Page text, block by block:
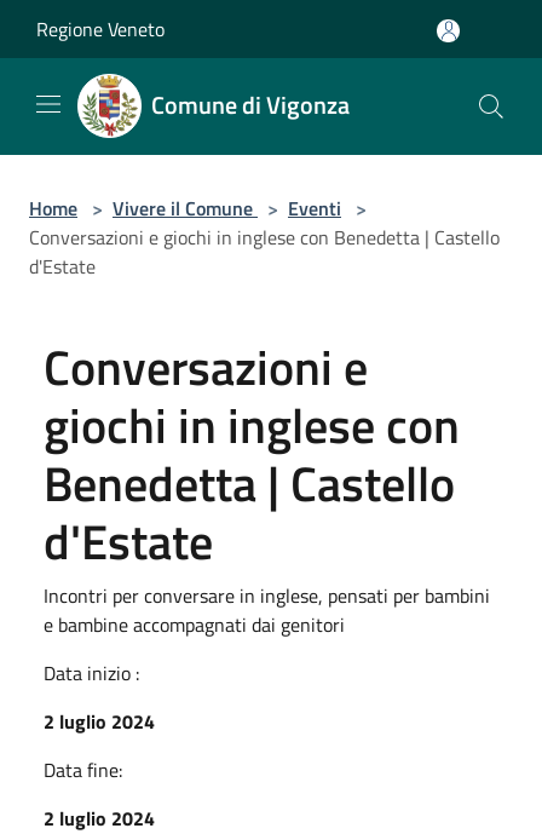
Regione Veneto
Comune di Vigonza
Home > Vivere il Comune > Eventi >
Conversazioni e giochi in inglese con Benedetta | Castello
d'Estate
Conversazioni e
giochi in inglese con
Benedetta | Castello
d'Estate
Incontri per conversare in inglese, pensati per bambini
e bambine accompagnati dai genitori
Data inizio :
2 luglio 2024
Data fine:
2 luglio 2024